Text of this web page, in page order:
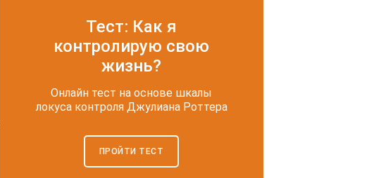
Тест: Как я
контролирую свою
жизнь?
Онлайн тест на основе шкалы
локуса контроля Джулиана Роттера
ПРОЙТИ ТЕСТ